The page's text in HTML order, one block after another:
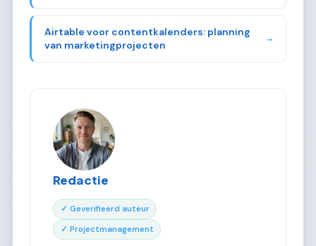
Airtable voor contentkalenders: planning
van marketingprojecten
→
Redactie
✓ Geverifieerd auteur
✓ Projectmanagement